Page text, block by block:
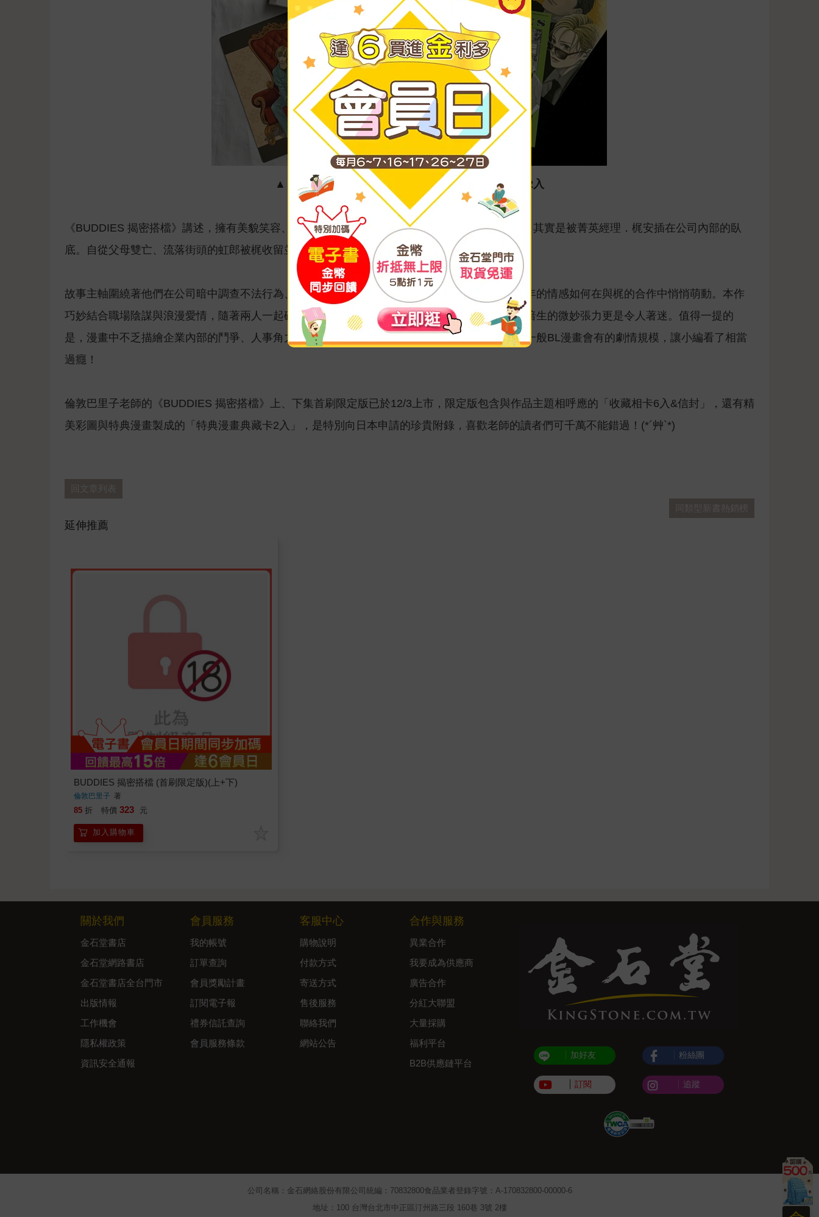
▲ 首刷限定版含 收藏相卡6入、+信封、特典典藏卡2入
《BUDDIES 揭密搭檔》講述，擁有美貌笑容、被女員工稱為「清潔王子」的大樓清潔工．虹郎，其實是被菁英經理．梶安插在公司內部的臥
底。自從父母雙亡、流落街頭的虹郎被梶收留並聘僱後，兩人便以「祕密搭檔」的身分共同行動。
故事主軸圍繞著他們在公司暗中調查不法行為、逐步逼近真相的過程，同時也描繪了虹郎壓抑多年的情感如何在與梶的合作中悄悄萌動。本作
巧妙結合職場陰謀與浪漫愛情，隨著兩人一起破解企業貪腐，他們之間從信任、彼此依靠到情愫暗生的微妙張力更是令人著迷。值得一提的
是，漫畫中不乏描繪企業內部的鬥爭、人事角力、派系之爭，以及揭露企業黑幕的片段，已遠超一般BL漫畫會有的劇情規模，讓小編看了相當
過癮！
倫敦巴里子老師的《BUDDIES 揭密搭檔》上、下集首刷限定版已於12/3上市，限定版包含與作品主題相呼應的「收藏相卡6入&信封」，還有精
美彩圖與特典漫畫製成的「特典漫畫典藏卡2入」，是特別向日本申請的珍貴附錄，喜歡老師的讀者們可千萬不能錯過！(*´艸`*)
回文章列表
同類型新書熱銷榜
延伸推薦
BUDDIES 揭密搭檔 (首刷限定版)(上+下)
倫敦巴里子 著
85 折 特價 323 元
加入購物車
關於我們
金石堂書店
金石堂網路書店
金石堂書店全台門市
出版情報
工作機會
隱私權政策
資訊安全通報
會員服務
我的帳號
訂單查詢
會員獎勵計畫
訂閱電子報
禮券信託查詢
會員服務條款
客服中心
購物說明
付款方式
寄送方式
售後服務
聯絡我們
網站公告
合作與服務
異業合作
我要成為供應商
廣告合作
分紅大聯盟
大量採購
福利平台
B2B供應鏈平台
加好友
訂閱
粉絲團
追蹤
公司名稱：金石網絡股份有限公司 統編：70832800食品業者登錄字號：A-170832800-00000-6
地址：100 台灣台北市中正區汀州路三段 160巷 3號 2樓